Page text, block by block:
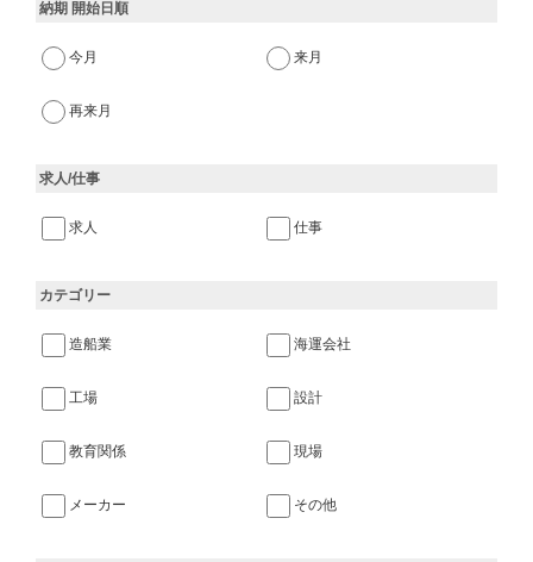
納期 開始日順
今月 来月
再来月
求人/仕事
求人 仕事
カテゴリー
造船業 海運会社
工場 設計
教育関係 現場
メーカー その他